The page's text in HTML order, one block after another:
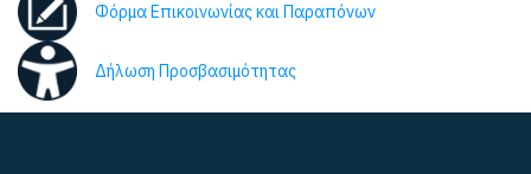
Φόρμα Επικοινωνίας και Παραπόνων
Δήλωση Προσβασιμότητας